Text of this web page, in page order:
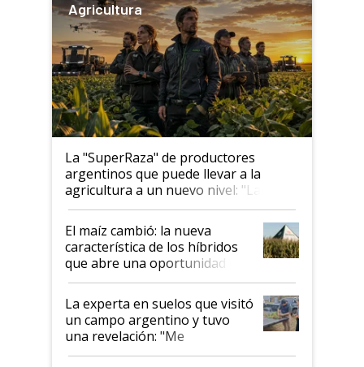
Agricultura
La "SuperRaza" de productores
argentinos que puede llevar a la
agricultura a un nuevo nivel: "Las
posibilidades de crecimiento son
infinitas"
El maíz cambió: la nueva
característica de los híbridos
que abre una oportunidad en
el lote
La experta en suelos que visitó
un campo argentino y tuvo
una revelación: "Me
impresionó mucho"